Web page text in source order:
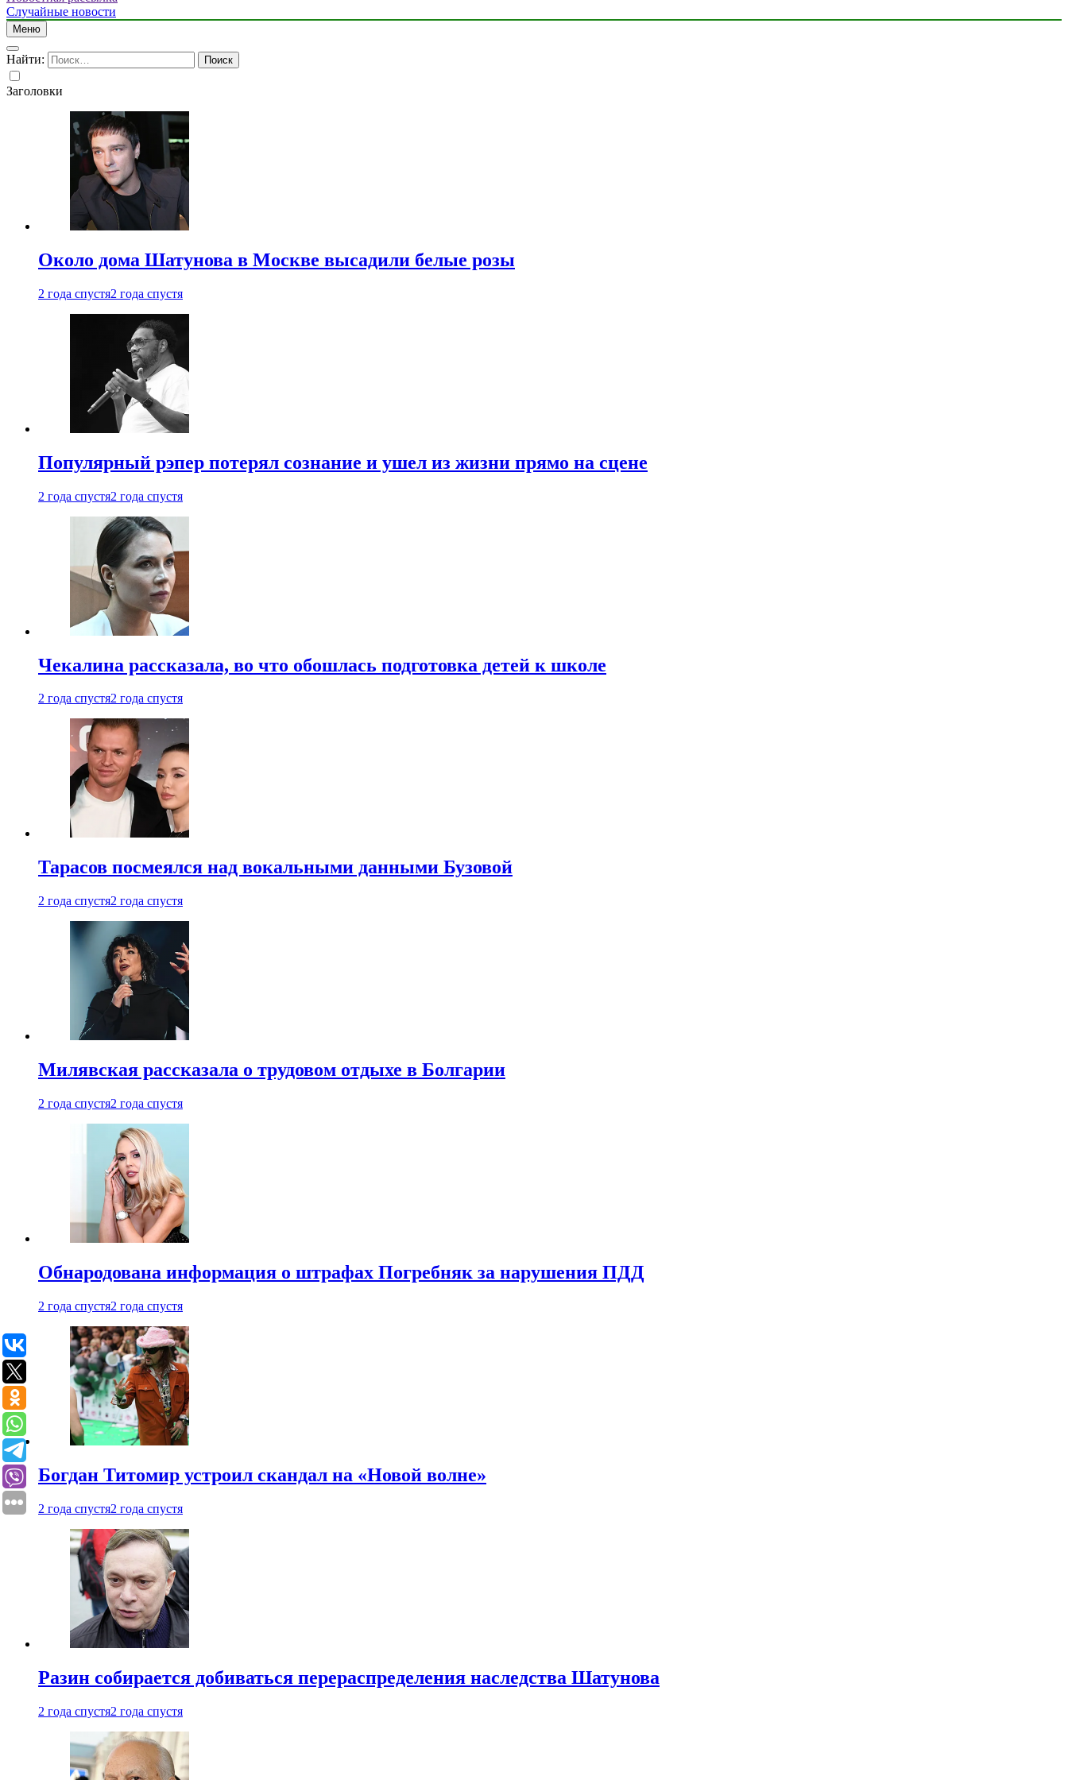
Случайные новости
Меню
Найти:
Заголовки
Около дома Шатунова в Москве высадили белые розы
2 года спустя2 года спустя
Популярный рэпер потерял сознание и ушел из жизни прямо на сцене
2 года спустя2 года спустя
Чекалина рассказала, во что обошлась подготовка детей к школе
2 года спустя2 года спустя
Тарасов посмеялся над вокальными данными Бузовой
2 года спустя2 года спустя
Милявская рассказала о трудовом отдыхе в Болгарии
2 года спустя2 года спустя
Обнародована информация о штрафах Погребняк за нарушения ПДД
2 года спустя2 года спустя
Богдан Титомир устроил скандал на «Новой волне»
2 года спустя2 года спустя
Разин собирается добиваться перераспределения наследства Шатунова
2 года спустя2 года спустя